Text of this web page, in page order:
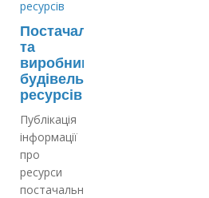
Постачальникам
та
виробникам
будівельних
ресурсів
Публікація
інформації
про
ресурси
постачальника